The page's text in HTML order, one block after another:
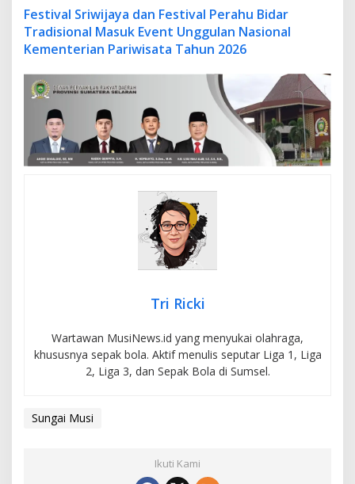
Festival Sriwijaya dan Festival Perahu Bidar
Tradisional Masuk Event Unggulan Nasional
Kementerian Pariwisata Tahun 2026
Tri Ricki
Wartawan MusiNews.id yang menyukai olahraga,
khususnya sepak bola. Aktif menulis seputar Liga 1, Liga
2, Liga 3, dan Sepak Bola di Sumsel.
Sungai Musi
Ikuti Kami